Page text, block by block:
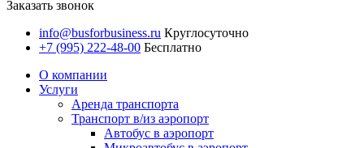
Заказать звонок
info@busforbusiness.ru Круглосуточно
+7 (995) 222-48-00 Бесплатно
О компании
Услуги
Аренда транспорта
Транспорт в/из аэропорт
Автобус в аэропорт